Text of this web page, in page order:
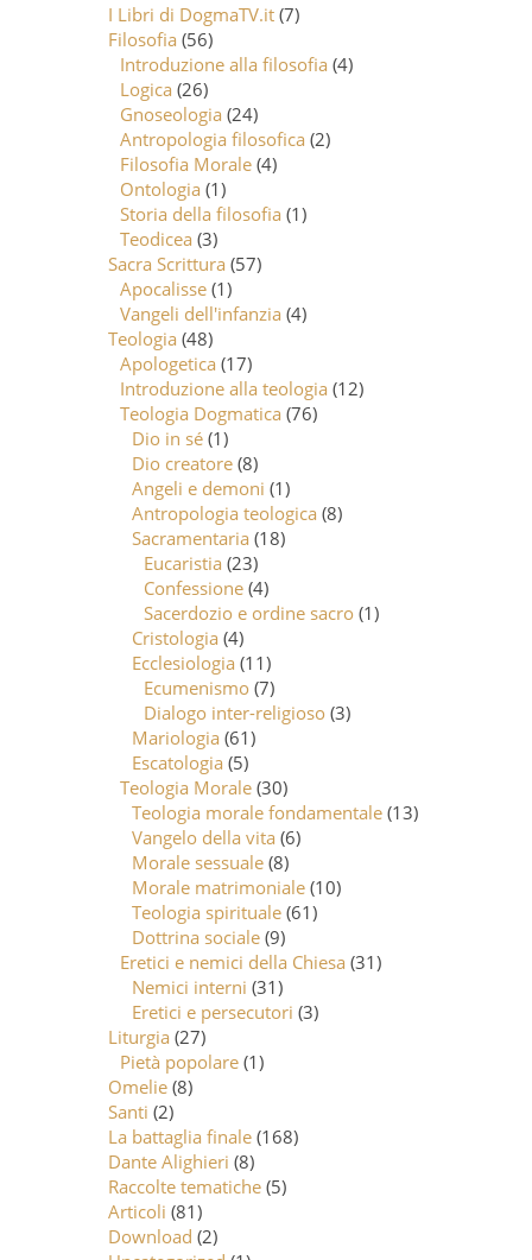
I Libri di DogmaTV.it (7)
Filosofia (56)
Introduzione alla filosofia (4)
Logica (26)
Gnoseologia (24)
Antropologia filosofica (2)
Filosofia Morale (4)
Ontologia (1)
Storia della filosofia (1)
Teodicea (3)
Sacra Scrittura (57)
Apocalisse (1)
Vangeli dell'infanzia (4)
Teologia (48)
Apologetica (17)
Introduzione alla teologia (12)
Teologia Dogmatica (76)
Dio in sé (1)
Dio creatore (8)
Angeli e demoni (1)
Antropologia teologica (8)
Sacramentaria (18)
Eucaristia (23)
Confessione (4)
Sacerdozio e ordine sacro (1)
Cristologia (4)
Ecclesiologia (11)
Ecumenismo (7)
Dialogo inter-religioso (3)
Mariologia (61)
Escatologia (5)
Teologia Morale (30)
Teologia morale fondamentale (13)
Vangelo della vita (6)
Morale sessuale (8)
Morale matrimoniale (10)
Teologia spirituale (61)
Dottrina sociale (9)
Eretici e nemici della Chiesa (31)
Nemici interni (31)
Eretici e persecutori (3)
Liturgia (27)
Pietà popolare (1)
Omelie (8)
Santi (2)
La battaglia finale (168)
Dante Alighieri (8)
Raccolte tematiche (5)
Articoli (81)
Download (2)